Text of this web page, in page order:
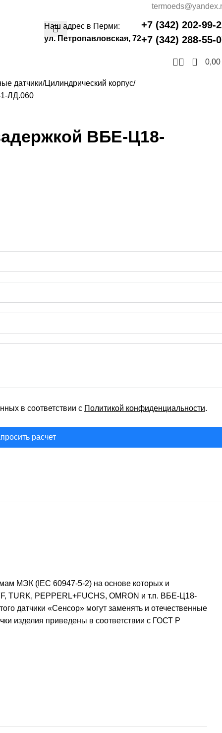
Наш адрес в Перми:
ул. Петропавловская, 72
+7 (342) 202-99-
+7 (342) 288-55-
0 0,00
датчики Цилиндрический корпус
ЛД.060
ВБЕ-Ц18-
в соответствии с Политикой конфиденциальности.
расчет
МЭК (IEC 60947-5-2) на основе которых и
TURK, PEPPERL+FUCHS, OMRON и т.п. ВБЕ-Ц18-
датчики «Сенсор» могут заменять и отечественные
изделия приведены в соответствии с ГОСТ Р